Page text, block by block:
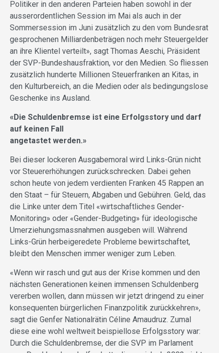
Politiker in den anderen Parteien haben sowohl in der
ausserordentlichen Session im Mai als auch in der
Sommersession im Juni zusätzlich zu den vom Bundesrat
gesprochenen Milliardenbeträgen noch mehr Steuergelder
an ihre Klientel verteilt», sagt Thomas Aeschi, Präsident
der SVP-Bundeshausfraktion, vor den Medien. So fliessen
zusätzlich hunderte Millionen Steuerfranken an Kitas, in
den Kulturbereich, an die Medien oder als bedingungslose
Geschenke ins Ausland.
«Die Schuldenbremse ist eine Erfolgsstory und darf
auf keinen Fall
angetastet werden.»
Bei dieser lockeren Ausgabemoral wird Links-Grün nicht
vor Steuererhöhungen zurückschrecken. Dabei gehen
schon heute von jedem verdienten Franken 45 Rappen an
den Staat – für Steuern, Abgaben und Gebühren. Geld, das
die Linke unter dem Titel «wirtschaftliches Gender-
Monitoring» oder «Gender-Budgeting» für ideologische
Umerziehungsmassnahmen ausgeben will. Während
Links-Grün herbeigeredete Probleme bewirtschaftet,
bleibt den Menschen immer weniger zum Leben.
«Wenn wir rasch und gut aus der Krise kommen und den
nächsten Generationen keinen immensen Schuldenberg
vererben wollen, dann müssen wir jetzt dringend zu einer
konsequenten bürgerlichen Finanzpolitik zurückkehren»,
sagt die Genfer Nationalrätin Céline Amaudruz. Zumal
diese eine wohl weltweit beispiellose Erfolgsstory war:
Durch die Schuldenbremse, der die SVP im Parlament